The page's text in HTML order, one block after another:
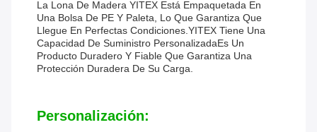
La Lona De Madera YITEX Está Empaquetada En
Una Bolsa De PE Y Paleta, Lo Que Garantiza Que
Llegue En Perfectas Condiciones.YITEX Tiene Una
Capacidad De Suministro PersonalizadaEs Un
Producto Duradero Y Fiable Que Garantiza Una
Protección Duradera De Su Carga.
Personalización: